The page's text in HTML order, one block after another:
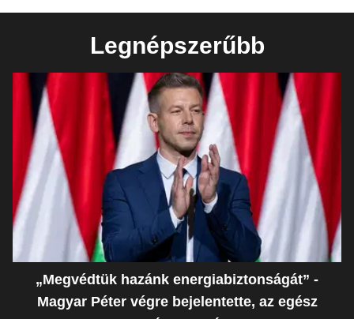
Legnépszerűbb
„Megvédtük hazánk energiabiztonságát” -
Magyar Péter végre bejelentette, az egész